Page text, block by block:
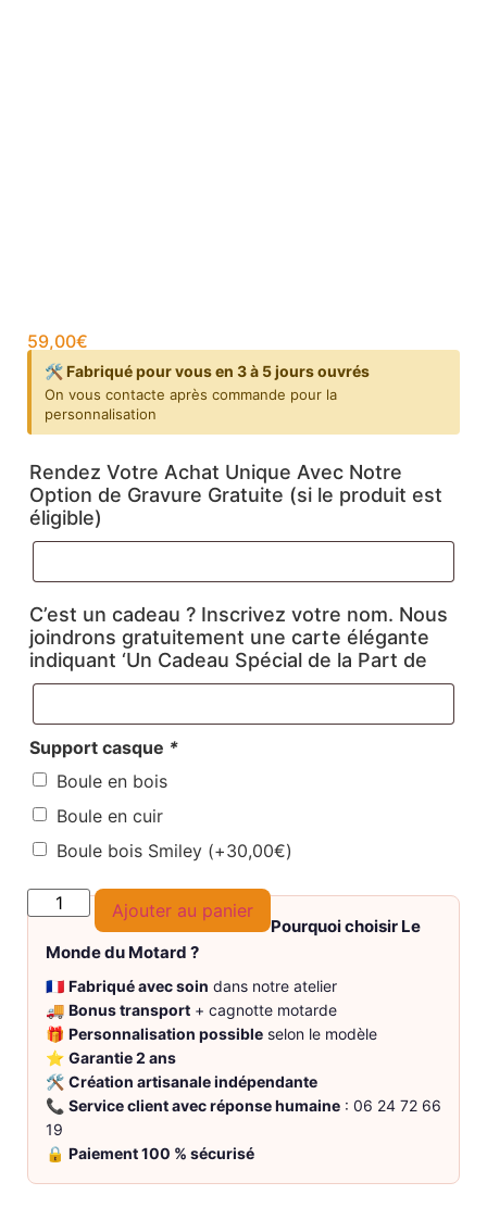
59,00€
🛠️ Fabriqué pour vous en 3 à 5 jours ouvrés
On vous contacte après commande pour la
personnalisation
Rendez Votre Achat Unique Avec Notre
Option de Gravure Gratuite (si le produit est
éligible)
C’est un cadeau ? Inscrivez votre nom. Nous
joindrons gratuitement une carte élégante
indiquant ‘Un Cadeau Spécial de la Part de
Support casque *
Boule en bois
Boule en cuir
Boule bois Smiley (+30,00€)
Ajouter au panier
Pourquoi choisir Le
Monde du Motard ?
🇫🇷 Fabriqué avec soin dans notre atelier
🚚 Bonus transport + cagnotte motarde
🎁 Personnalisation possible selon le modèle
⭐ Garantie 2 ans
🛠️ Création artisanale indépendante
📞 Service client avec réponse humaine : 06 24 72 66
19
🔒 Paiement 100 % sécurisé